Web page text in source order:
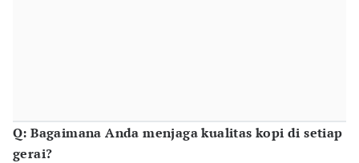
Q: Bagaimana Anda menjaga kualitas kopi di setiap
gerai?